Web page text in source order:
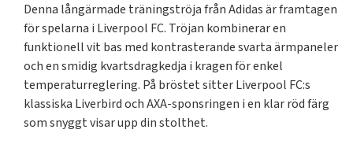
Denna långärmade träningströja från Adidas är framtagen
för spelarna i Liverpool FC. Tröjan kombinerar en
funktionell vit bas med kontrasterande svarta ärmpaneler
och en smidig kvartsdragkedja i kragen för enkel
temperaturreglering. På bröstet sitter Liverpool FC:s
klassiska Liverbird och AXA-sponsringen i en klar röd färg
som snyggt visar upp din stolthet.